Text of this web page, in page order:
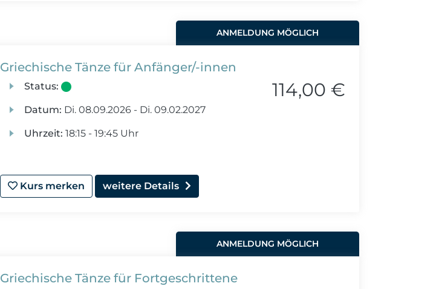
ANMELDUNG MÖGLICH
Griechische Tänze für Anfänger/-innen
Status:
Datum: Di.08.09.2026 - Di.09.02.2027
Uhrzeit: 18:15 - 19:45 Uhr
114,00 €
Kurs merken weitere Details
ANMELDUNG MÖGLICH
Griechische Tänze für Fortgeschrittene